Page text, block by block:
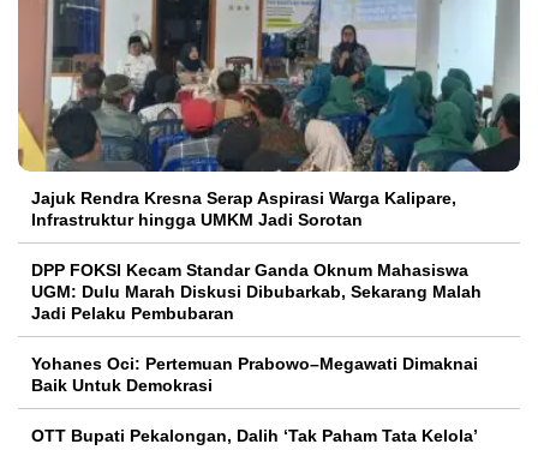
Jajuk Rendra Kresna Serap Aspirasi Warga Kalipare,
Infrastruktur hingga UMKM Jadi Sorotan
DPP FOKSI Kecam Standar Ganda Oknum Mahasiswa
UGM: Dulu Marah Diskusi Dibubarkab, Sekarang Malah
Jadi Pelaku Pembubaran
Yohanes Oci: Pertemuan Prabowo–Megawati Dimaknai
Baik Untuk Demokrasi
OTT Bupati Pekalongan, Dalih ‘Tak Paham Tata Kelola’